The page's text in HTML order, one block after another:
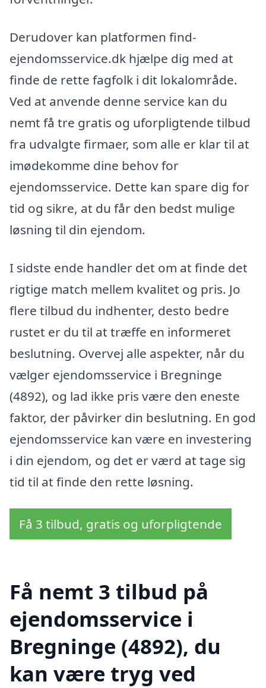
Derudover kan platformen find-
ejendomsservice.dk hjælpe dig med at
finde de rette fagfolk i dit lokalområde.
Ved at anvende denne service kan du
nemt få tre gratis og uforpligtende tilbud
fra udvalgte firmaer, som alle er klar til at
imødekomme dine behov for
ejendomsservice. Dette kan spare dig for
tid og sikre, at du får den bedst mulige
løsning til din ejendom.
I sidste ende handler det om at finde det
rigtige match mellem kvalitet og pris. Jo
flere tilbud du indhenter, desto bedre
rustet er du til at træffe en informeret
beslutning. Overvej alle aspekter, når du
vælger ejendomsservice i Bregninge
(4892), og lad ikke pris være den eneste
faktor, der påvirker din beslutning. En god
ejendomsservice kan være en investering
i din ejendom, og det er værd at tage sig
tid til at finde den rette løsning.
Få 3 tilbud, gratis og uforpligtende
Få nemt 3 tilbud på
ejendomsservice i
Bregninge (4892), du
kan være tryg ved